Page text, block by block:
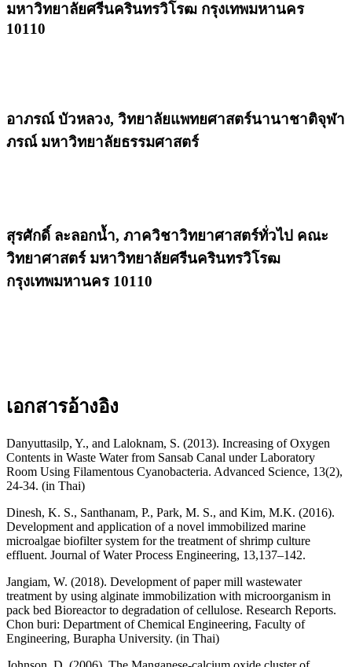
มหาวิทยาลัยศรีนครินทรวิโรฒ กรุงเทพมหานคร
10110
อาภรณ์ บัวหลวง, วิทยาลัยแพทยศาสตร์นานาชาติจุฬา
ภรณ์ มหาวิทยาลัยธรรมศาสตร์
สุรศักดิ์ ละลอกน้ำ, ภาควิชาวิทยาศาสตร์ทั่วไป คณะ
วิทยาศาสตร์ มหาวิทยาลัยศรีนครินทรวิโรฒ
กรุงเทพมหานคร 10110
เอกสารอ้างอิง
Danyuttasilp, Y., and Laloknam, S. (2013). Increasing of Oxygen
Contents in Waste Water from Sansab Canal under Laboratory
Room Using Filamentous Cyanobacteria. Advanced Science, 13(2),
24-34. (in Thai)
Dinesh, K. S., Santhanam, P., Park, M. S., and Kim, M.K. (2016).
Development and application of a novel immobilized marine
microalgae biofilter system for the treatment of shrimp culture
effluent. Journal of Water Process Engineering, 13,137–142.
Jangiam, W. (2018). Development of paper mill wastewater
treatment by using alginate immobilization with microorganism in
pack bed Bioreactor to degradation of cellulose. Research Reports.
Chon buri: Department of Chemical Engineering, Faculty of
Engineering, Burapha University. (in Thai)